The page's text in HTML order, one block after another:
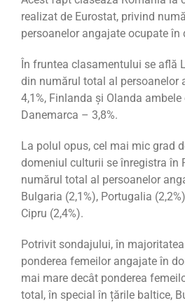
realizat de Eurostat, privind
persoanelor angajate ocupate
În fruntea clasamentului se află
din numărul total al persoanelor
4,1%, Finlanda și Olanda ambele
Danemarca – 3,8%.
La polul opus, cel mai mic grad
domeniul culturii se înregistra în
numărul total al persoanelor
Bulgaria (2,1%), Portugalia
Cipru (2,4%).
Potrivit sondajului, în
ponderea femeilor angajate în
mai mare decât ponderea
total, în special în țările baltice,